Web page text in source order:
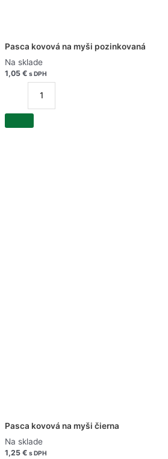
Pasca kovová na myši pozinkovaná
Na sklade
1,05 € s DPH
kovová
na
Pasca kovová na myši čierna
Na sklade
1,25 € s DPH